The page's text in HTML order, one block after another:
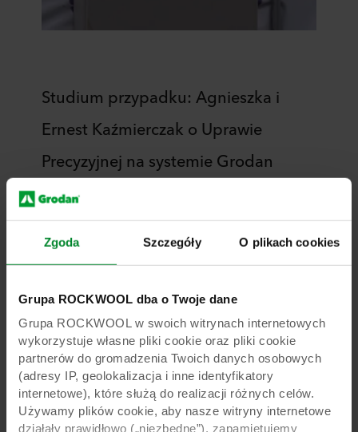
Zgoda Szczegóły O plikach cookies
Grupa ROCKWOOL dba o Twoje dane
Grupa ROCKWOOL w swoich witrynach internetowych
wykorzystuje własne pliki cookie oraz pliki cookie
partnerów do gromadzenia Twoich danych osobowych
(adresy IP, geolokalizacja i inne identyfikatory
internetowe), które służą do realizacji różnych celów.
Używamy plików cookie, aby nasze witryny internetowe
działały prawidłowo („niezbędne”), zapamiętujemy
Studium przypadku: Agnieszka i
Ernest Kaźmierczak o Uprawie
Precyzyjnej na systemie Grodan
W nowoczesnych szklarniach Agnieszki i
pomidor malinowy. Biorąc pod uwagę
wielkość i jakość produkcji oraz skalę
to produkcja na skalę europejską. Od samego
początku firmy w uprawie stosowano podłoża
marki Grodan. O wyborze zawsze decydowały
rezultaty uprawowe i łatwość użycia tych
środków produkcji. Obecnie mata z wełny
kamiennej GT Master i kostka uprawowa
Plantop Delta są podstawą dla produkcji
wysokiej jakości pomidorów. Dopełnieniem w